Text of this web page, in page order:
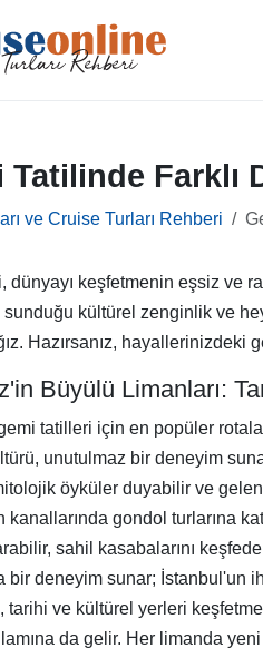
Tatilinde Farklı
ve Cruise Turları Rehberi
dünyayı keşfetmenin eşsiz ve
kültürel zenginlik ve
Hazırsanız, hayallerinizdeki
Büyülü Limanları:
tatilleri için en popüler
unutulmaz bir deneyim
öyküler duyabilir ve
kanallarında gondol turlarına
sahil kasabalarını
bir deneyim sunar; İstanbul'un
tarihi ve kültürel yerleri
da gelir. Her limanda